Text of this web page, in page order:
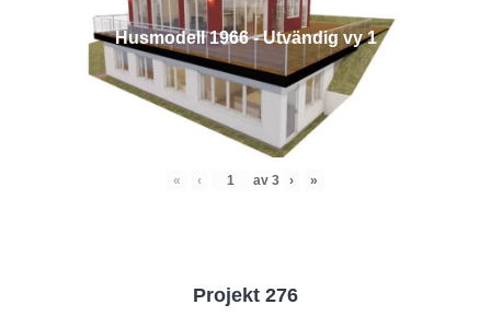
Husmodell 1966 - Utvändig vy 1
« ‹ av 3 › »
Projekt 276